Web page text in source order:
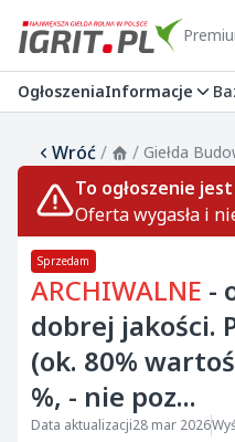
OgłoszeniaInformacje
Wróć/ / Giełda
To ogłoszenie
Oferta wygasła i
Sprzedam
ARCHIWALNE -
dobrej jakości.
(ok. 80%
%, - nie poz...
Data aktualizacji28 mar 2026